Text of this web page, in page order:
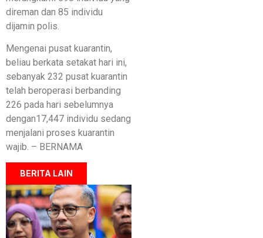
direman dan 85 individu
dijamin polis.
Mengenai pusat kuarantin,
beliau berkata setakat hari ini,
sebanyak 232 pusat kuarantin
telah beroperasi berbanding
226 pada hari sebelumnya
dengan17,447 individu sedang
menjalani proses kuarantin
wajib. – BERNAMA
BERITA LAIN